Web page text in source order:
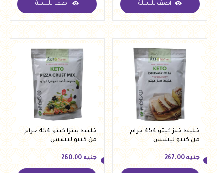
جنيه
أضف للسلة
جنيه
أضف للسلة
خليط خبز كيتو 454 جرام
من كيتو ليشس
جنيه 267.00
خليط بيتزا كيتو 454 جرام
من كيتو ليشس
جنيه 260.00